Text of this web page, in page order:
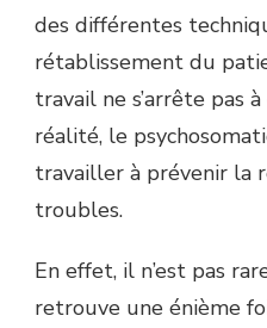
des différentes
rétablissement du
travail ne s’arrête pas
réalité, le
travailler à prévenir la
troubles.
En effet, il n’est pas
retrouve une énième